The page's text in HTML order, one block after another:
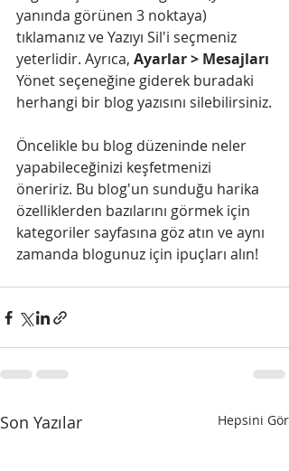
yanında görünen 3 noktaya)
tıklamanız ve Yazıyı Sil'i seçmeniz
yeterlidir. Ayrıca, Ayarlar > Mesajları
Yönet seçeneğine giderek buradaki
herhangi bir blog yazısını silebilirsiniz.
Öncelikle bu blog düzeninde neler
yapabileceğinizi keşfetmenizi
öneririz. Bu blog'un sunduğu harika
özelliklerden bazılarını görmek için
kategoriler sayfasına göz atın ve aynı
zamanda blogunuz için ipuçları alın!
Son Yazılar Hepsini Gör